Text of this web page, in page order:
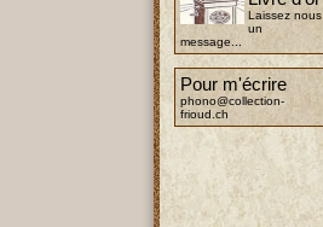
Laissez nous
un
message...
Pour m'écrire
phono@collection-
frioud.ch